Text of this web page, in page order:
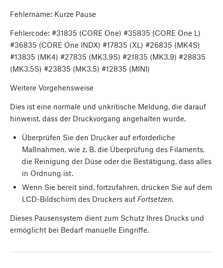
Fehlername: Kurze Pause
Fehlercode: #31835 (CORE One) #35835 (CORE One L)
#36835 (CORE One INDX) #17835 (XL) #26835 (MK4S)
#13835 (MK4) #27835 (MK3.9S) #21835 (MK3.9) #28835
(MK3.5S) #23835 (MK3.5) #12835 (MINI)
Weitere Vorgehensweise
Dies ist eine normale und unkritische Meldung, die darauf
hinweist, dass der Druckvorgang angehalten wurde.
Überprüfen Sie den Drucker auf erforderliche
Maßnahmen, wie z. B. die Überprüfung des Filaments,
die Reinigung der Düse oder die Bestätigung, dass alles
in Ordnung ist.
Wenn Sie bereit sind, fortzufahren, drücken Sie auf dem
LCD-Bildschirm des Druckers auf Fortsetzen.
Dieses Pausensystem dient zum Schutz Ihres Drucks und
ermöglicht bei Bedarf manuelle Eingriffe.